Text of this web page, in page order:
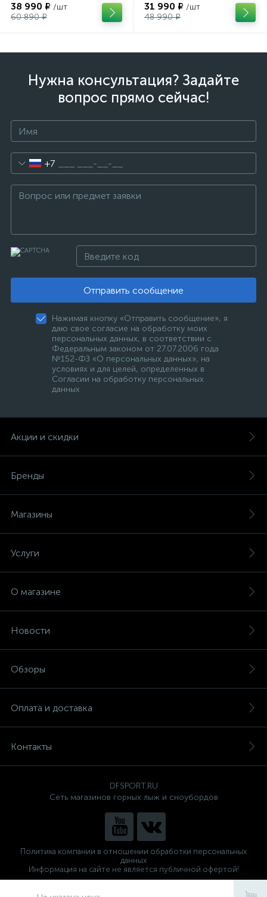
38 990 ₽ /шт
60 890 ₽
31 990 ₽ /шт
48 990 ₽
Нужна консультация? Задайте
вопрос прямо сейчас!
+7
Отправить сообщение
Нажимая кнопку «Отправить сообщение», я
даю свое согласие на обработку моих
персональных данных, в соответствии с
Федеральным законом от 27.07.2006 года
№152-ФЗ «О персональных данных», на
условиях и для целей, определенных в
Согласии на обработку персональных
данных
Акции и скидки
Бренды
Магазины
Услуги
О магазине
Новости
Обзоры
Оплата и доставка
Контакты
DFSPORT.RU
Сеть магазинов горных лыж и сноубордов
Политика компании в отношении обработки персональных
данных
Информация на сайте не является публичной офертой!